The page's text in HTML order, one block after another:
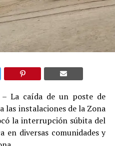
La caída de un poste de
las instalaciones de la Zona
la interrupción súbita del
en diversas comunidades y